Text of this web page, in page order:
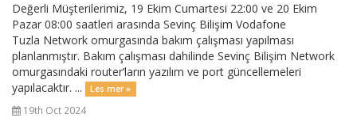
Değerli Müşterilerimiz, 19 Ekim Cumartesi 22:00 ve 20 Ekim
Pazar 08:00 saatleri arasında Sevinç Bilişim Vodafone
Tuzla Network omurgasında bakım çalışması yapılması
planlanmıştır. Bakım çalışması dahilinde Sevinç Bilişim Network
omurgasındaki router’ların yazılım ve port güncellemeleri
yapılacaktır. ...
Les mer »
19th Oct 2024